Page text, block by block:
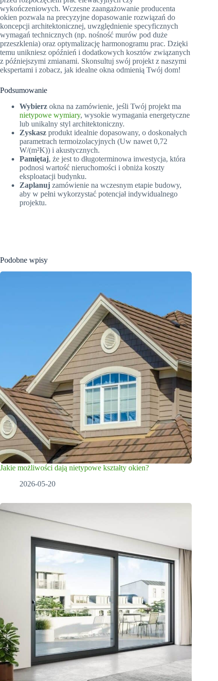
wykończeniowych. Wczesne zaangażowanie producenta
okien pozwala na precyzyjne dopasowanie rozwiązań do
koncepcji architektonicznej, uwzględnienie specyficznych
wymagań technicznych (np. nośność murów pod duże
przeszklenia) oraz optymalizację harmonogramu prac. Dzięki
temu unikniesz opóźnień i dodatkowych kosztów związanych
z późniejszymi zmianami. Skonsultuj swój projekt z naszymi
ekspertami i zobacz, jak idealne okna odmienią Twój dom!
Podsumowanie
Wybierz okna na zamówienie, jeśli Twój projekt ma
nietypowe wymiary, wysokie wymagania energetyczne
lub unikalny styl architektoniczny.
Zyskasz produkt idealnie dopasowany, o doskonałych
parametrach termoizolacyjnych (Uw nawet 0,72
W/(m²K)) i akustycznych.
Pamiętaj, że jest to długoterminowa inwestycja, która
podnosi wartość nieruchomości i obniża koszty
eksploatacji budynku.
Zaplanuj zamówienie na wczesnym etapie budowy,
aby w pełni wykorzystać potencjał indywidualnego
projektu.
Podobne wpisy
Jakie możliwości dają nietypowe kształty okien?
2026-05-20